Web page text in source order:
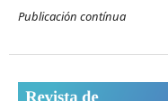
Publicación contínua